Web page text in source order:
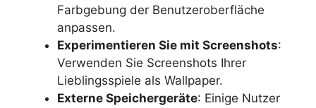
Farbgebung der Benutzeroberfläche
anpassen.
Experimentieren Sie mit Screenshots:
Verwenden Sie Screenshots Ihrer
Lieblingsspiele als Wallpaper.
Externe Speichergeräte: Einige Nutzer